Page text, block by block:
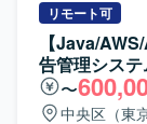
となります。
と協力しなが
求・要件定義
レクションお
ークホルダー
ーティングを
リモート可
【Java/
告管理システ
〜
中央区（東